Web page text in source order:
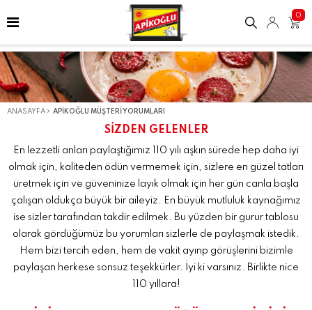
0
ANASAYFA APIKOĞLU MÜŞTERI YORUMLARI
SİZDEN GELENLER
En lezzetli anları paylaştığımız 110 yılı aşkın sürede hep daha iyi
olmak için, kaliteden ödün vermemek için, sizlere en güzel tatları
üretmek için ve güveninize layık olmak için her gün canla başla
çalışan oldukça büyük bir aileyiz. En büyük mutluluk kaynağımız
ise sizler tarafından takdir edilmek. Bu yüzden bir gurur tablosu
olarak gördüğümüz bu yorumları sizlerle de paylaşmak istedik.
Hem bizi tercih eden, hem de vakit ayırıp görüşlerini bizimle
paylaşan herkese sonsuz teşekkürler. İyi ki varsınız. Birlikte nice
110 yıllara!